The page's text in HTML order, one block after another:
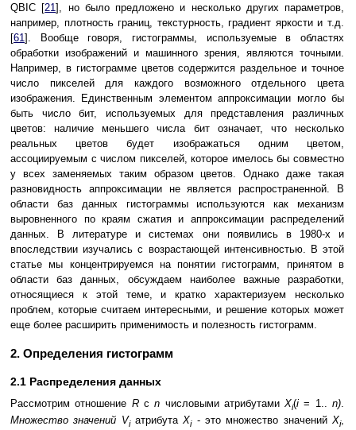
QBIC [21], но было предложено и несколько других параметров,
например, плотность границ, текстурность, градиент яркости и т.д.
[61]. Вообще говоря, гистограммы, используемые в областях
обработки изображений и машинного зрения, являются точными.
Например, в гистограмме цветов содержится раздельное и точное
число пикселей для каждого возможного отдельного цвета
изображения. Единственным элементом аппроксимации могло бы
быть число бит, используемых для представления различных
цветов: наличие меньшего числа бит означает, что несколько
реальных цветов будет изображаться одним цветом,
ассоциируемым с числом пикселей, которое имелось бы совместно
у всех заменяемых таким образом цветов. Однако даже такая
разновидность аппроксимации не является распространенной. В
области баз данных гистограммы используются как механизм
выровненного по краям сжатия и аппроксимации распределений
данных. В литературе и системах они появились в 1980-х и
впоследствии изучались с возрастающей интенсивностью. В этой
статье мы концентрируемся на понятии гистограмм, принятом в
области баз данных, обсуждаем наиболее важные разработки,
относящиеся к этой теме, и кратко характеризуем несколько
проблем, которые считаем интересными, и решение которых может
еще более расширить применимость и полезность гистограмм.
2. Определения гистограмм
2.1 Распределения данных
Рассмотрим отношение Rсn числовыми атрибутамиXi(i = 1..n)
Множество значений ViатрибутаXi- это множество значенийXi,